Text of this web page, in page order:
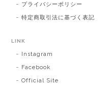
プライバシーポリシー
特定商取引法に基づく表記
LINK
Instagram
Facebook
Official Site